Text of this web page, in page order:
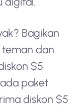
Bagikan
dan
$5
paket
diskon $5